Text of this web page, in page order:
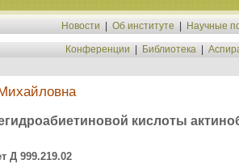
Новости Об институте Научные
Конференции Библиотека
кислоты
Д 999.219.02